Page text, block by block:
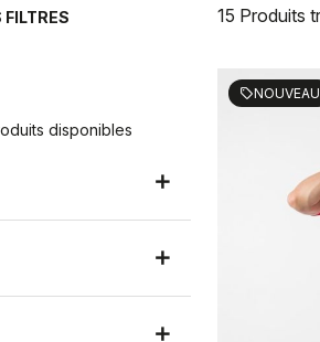
FILTRES 15 Produits
disponibles
sellNOUVEAU